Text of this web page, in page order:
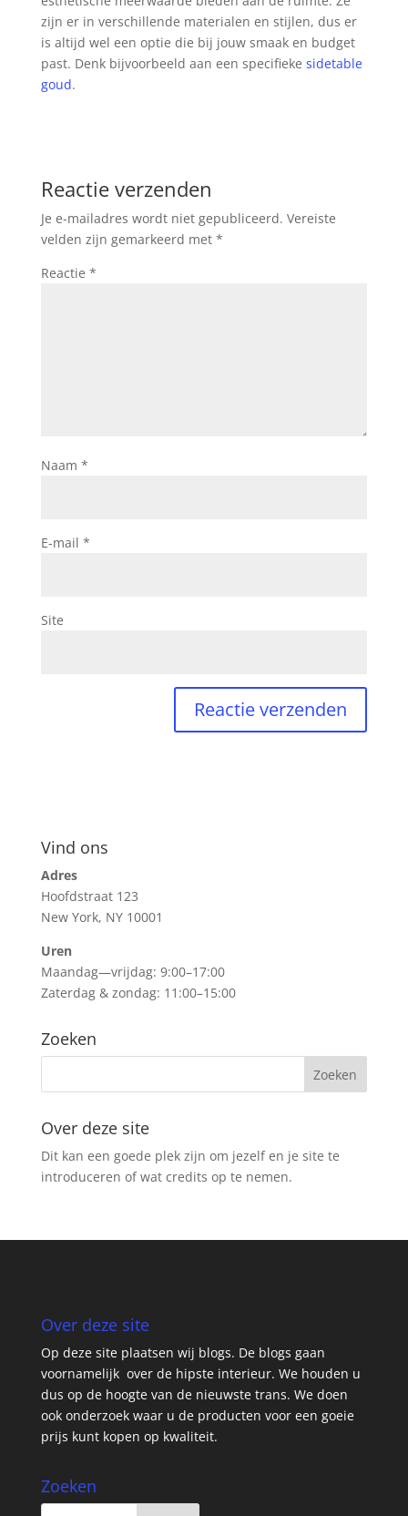
zijn er in verschillende materialen en stijlen, dus er
is altijd wel een optie die bij jouw smaak en budget
past. Denk bijvoorbeeld aan een specifieke sidetable
goud.
Reactie verzenden
Je e-mailadres wordt niet gepubliceerd. Vereiste
velden zijn gemarkeerd met *
Reactie *
Naam *
E-mail *
Site
Vind ons
Adres
Hoofdstraat 123
New York, NY 10001
Uren
Maandag—vrijdag: 9:00–17:00
Zaterdag & zondag: 11:00–15:00
Zoeken
Over deze site
Dit kan een goede plek zijn om jezelf en je site te
introduceren of wat credits op te nemen.
Over deze site
Op deze site plaatsen wij blogs. De blogs gaan
voornamelijk over de hipste interieur. We houden u
dus op de hoogte van de nieuwste trans. We doen
ook onderzoek waar u de producten voor een goeie
prijs kunt kopen op kwaliteit.
Zoeken